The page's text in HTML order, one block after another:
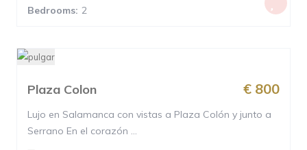
Bedrooms: 2
€ 800
Plaza Colon
Lujo en Salamanca con vistas a Plaza Colón y junto a
Serrano En el corazón ...